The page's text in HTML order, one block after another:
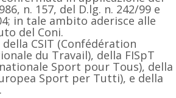
n. 157, del D.lg. n. 242/99 e
in tale ambito aderisce alle
del Coni.
CSIT (Confédération
du Travail), della FISpT
Sport pour Tous), della
Sport per Tutti), e della